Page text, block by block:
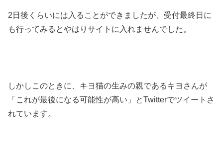
2日後くらいには入ることができましたが、受付最終日に
も行ってみるとやはりサイトに入れませんでした。
しかしこのときに、キヨ猫の生みの親であるキヨさんが
「これが最後になる可能性が高い」とTwitterでツイートさ
れています。